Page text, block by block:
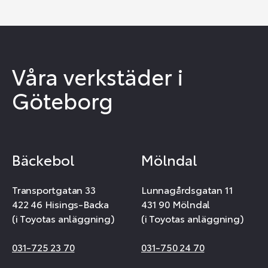
Våra verkstäder i
Göteborg
Bäckebol
Transportgatan 33
422 46 Hisings-Backa
(i Toyotas anläggning)
031-725 23 70
Mölndal
Lunnagårdsgatan 11
431 90 Mölndal
(i Toyotas anläggning)
031-750 24 70